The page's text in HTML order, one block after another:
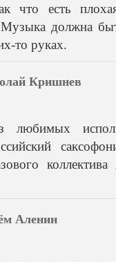
что есть
должна
то руках.
Кришнев
Аленин